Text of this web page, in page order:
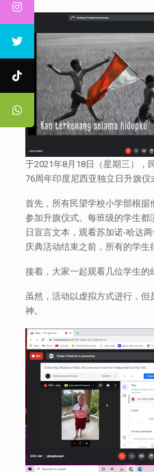
于2021年8月18日（星期三），
76周年印度尼西亚独立日升旗仪
首先，所有民望学校小学部根
参加升旗仪式。每班级的学生
日宣言文本，观看苏加诺-哈达
庆典活动结束之前，所有的学生
接着，大家一起观看几位学生的
虽然，活动以虚拟方式进行，
神。